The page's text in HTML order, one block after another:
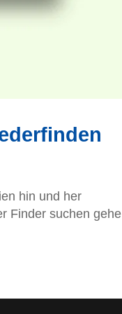
hin und her
Finder suchen